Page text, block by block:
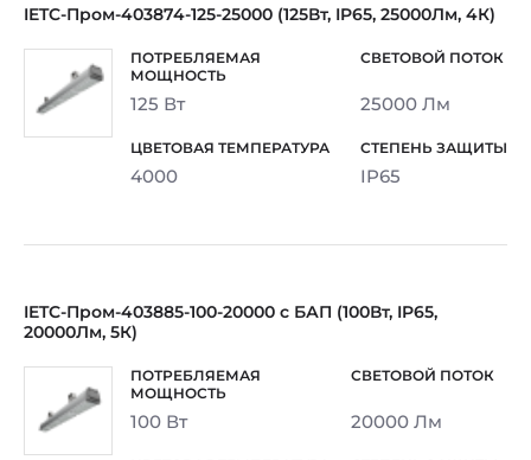
IETC-Пром-403874-125-25000 (125Вт, IP65, 25000Лм, 4К)
125 Вт 25000 Лм
4000 IP65
IETC-Пром-403885-100-20000 с БАП (100Вт, IP65,
20000Лм, 5К)
100 Вт 20000 Лм